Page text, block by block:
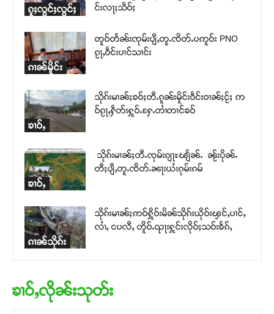
ၵူႈလွင်ႈလွင်ႈ
င်းလႃႈသဵဝ်ႈ
ၵၢၼ်မိူင်း
တူဝ်တႅၼ်းၸုမ်းပျီႇတူႉၸိတ်ႉပဢူဝ်း PNO
ၵႂႃႇဝဵင်းပၢင်သၢင်း
ၶၢဝ်ႇ
သိုၵ်းမၢၼ်ႈၶဝ်ႈတီႉၵူၼ်းမိူင်းဝဵင်းဝၢၼ်ႈငႂ်ႈ ဢ
ဝ်ၵႂႃႇႁဵတ်းႁူဝ်ႉႁႄႉတၢႆတၢင်ၶဝ်
ၶၢဝ်ႇ
သိုၵ်းမၢၼ်ႈတီႉၸုမ်းၵျႃႊၽျႅၼ်ႉ ၼႂ်းပိုၼ်ႉ
တီႈပျီႇတူႉၸိတ်ႉၼႃးယႆးၵုမ်းၵမ်
ၵၢၼ်သိုၵ်း
သိုၵ်းမၢၼ်ႈဢဝ်ႁိူဝ်းမိၼ်သိုၵ်းယိုဝ်းၾင်ႇပၢင်ႇ
လၢႆႇ ငပလီႇ တိူဝ်ႉၺႃးႁူင်းလိုဝ်ႈသဝ်းၶႅၵ်ႇ
ၶၢဝ်ႇလိုၼ်းသုတ်း